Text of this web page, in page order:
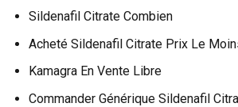
Sildenafil Citrate Combien
Acheté Sildenafil Citrate Prix Le
Kamagra En Vente Libre
Commander Générique Sildenafil